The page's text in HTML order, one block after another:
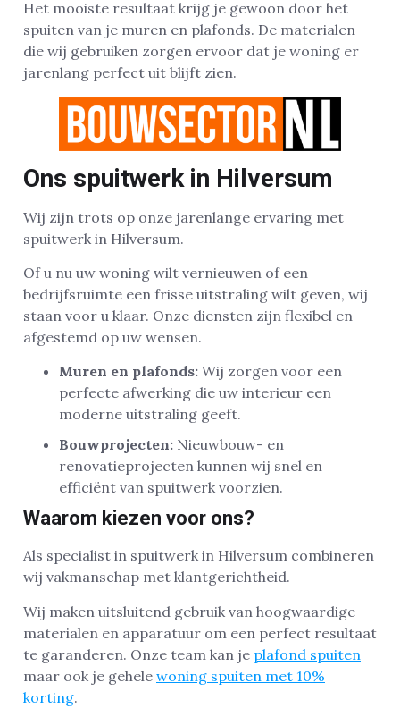
Het mooiste resultaat krijg je gewoon door het
spuiten van je muren en plafonds. De materialen
die wij gebruiken zorgen ervoor dat je woning er
jarenlang perfect uit blijft zien.
Ons spuitwerk in Hilversum
Wij zijn trots op onze jarenlange ervaring met
spuitwerk in Hilversum.
Of u nu uw woning wilt vernieuwen of een
bedrijfsruimte een frisse uitstraling wilt geven, wij
staan voor u klaar. Onze diensten zijn flexibel en
afgestemd op uw wensen.
Muren en plafonds: Wij zorgen voor een
perfecte afwerking die uw interieur een
moderne uitstraling geeft.
Bouwprojecten: Nieuwbouw- en
renovatieprojecten kunnen wij snel en
efficiënt van spuitwerk voorzien.
Waarom kiezen voor ons?
Als specialist in spuitwerk in Hilversum combineren
wij vakmanschap met klantgerichtheid.
Wij maken uitsluitend gebruik van hoogwaardige
materialen en apparatuur om een perfect resultaat
te garanderen. Onze team kan je plafond spuiten
maar ook je gehele woning spuiten met 10%
korting.